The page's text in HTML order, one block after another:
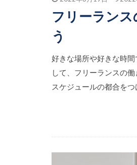
フリーラン
う
好きな場所や好きな時
して、フリーランスの
スケジュールの都合を